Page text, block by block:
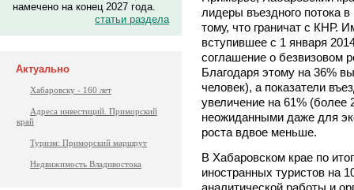
намечено на конец 2027 года.
статьи раздела
Актуально
Хабаровску - 160 лет
Адреса инвестиций. Приморский
край
Туризм: Приморский маршрут
Недвижимость Владивостока
лидеры въездного потока
тому, что граничат с КНР.
вступившее с 1 января
соглашение о безвизовом
Благодаря этому на 36%
человек), а показатели
увеличение на 61% (более
неожиданными даже для
роста вдвое меньше.
В Хабаровском крае по
иностранных туристов на
аналитической работы и